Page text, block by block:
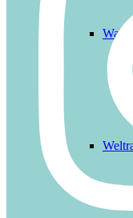
Wald